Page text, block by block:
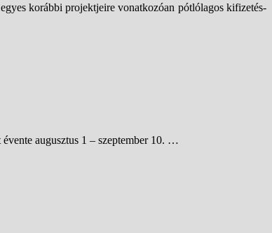
korábbi projektjeire vonatkozóan pótlólagos kifizetés-
augusztus 1 – szeptember 10. …